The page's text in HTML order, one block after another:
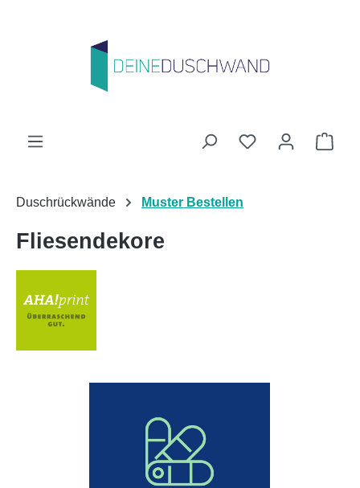
Du hast 0
Duschrückwände Muster Bestellen
Fliesendekore